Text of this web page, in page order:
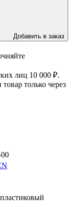
Добавить в заказ
лиц 10 000 ₽.
только через